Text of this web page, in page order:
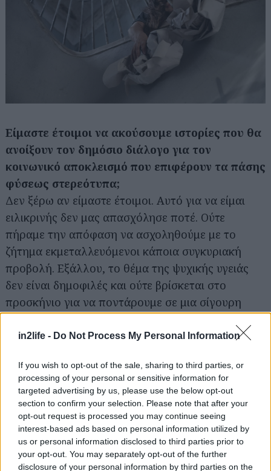
in2life - Do Not Process My Personal Information
If you wish to opt-out of the sale, sharing to third parties, or
processing of your personal or sensitive information for
targeted advertising by us, please use the below opt-out
section to confirm your selection. Please note that after your
opt-out request is processed you may continue seeing
interest-based ads based on personal information utilized by
us or personal information disclosed to third parties prior to
your opt-out. You may separately opt-out of the further
disclosure of your personal information by third parties on the
Είμαστε έτοιμοι να ακούσουμε ιστορίες που θα
ανοίξουν τον δημόσιο διάλογο για τον
κοινωνικό αποκλεισμό που επιφέρουν τα πάσης
φύσεως στερεότυπα;
Δεν ξέρω αν είμαστε έτοιμοι. Αυτό για να είμαι
ειλικρινής δεν μας απασχόλησε ποτέ. Ούτε
πήραμε την απόφαση να ασχοληθούμε με το
ζήτημα εκμεταλλευόμενοι κάποια συγκυριακή
προβολή. Εξάλλου, το θέμα της ψυχικής υγειάς
δεν είναι δημοφιλές και ούτε βρίσκεται στο
προσκήνιο για να ποντάρουμε σε μια σίγουρη
αφάνεια και απουσιάζουν πλήρως από το δημόσιο
ένα ρίσκο κι ας ξέραμε πως θα μπορούσε να
αποβεί καταστροφικό. Αλλά το πείσμα και η
θέλησή μας να πάρουμε θέση και να αναδείξουμε
ένα θέμα που ανέκαθεν μας απασχολούσε ήταν
μεγάλο και τα εμπόδια που χρειάστηκε να
υπερβούμε, πολλά.